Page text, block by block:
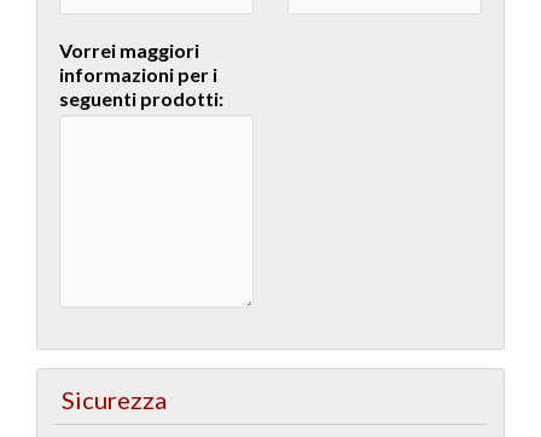
Vorrei maggiori
informazioni per i
seguenti prodotti:
Sicurezza